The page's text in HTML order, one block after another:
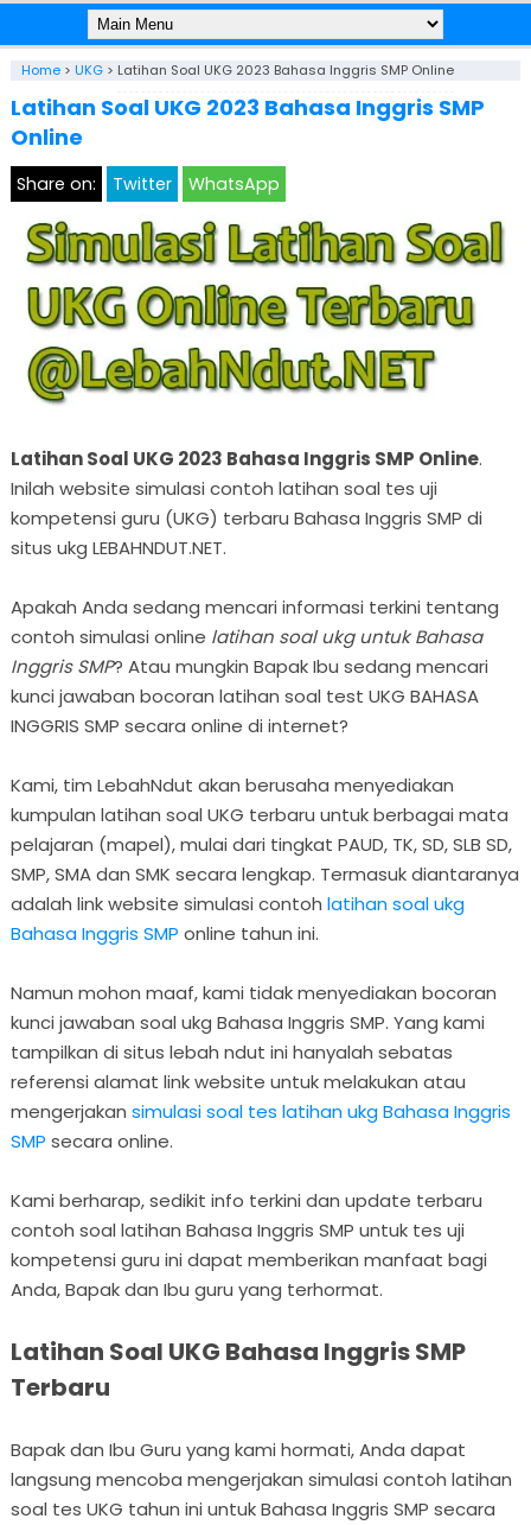
Home> UKG> Latihan Soal UKG 2023 Bahasa Inggris SMP Online
Latihan Soal UKG 2023 Bahasa Inggris SMP
Online
Share on: Twitter WhatsApp
Latihan Soal UKG 2023 Bahasa Inggris SMP Online.
Inilah website simulasi contoh latihan soal tes uji
kompetensi guru (UKG) terbaru Bahasa Inggris SMP di
situs ukg LEBAHNDUT.NET.
Apakah Anda sedang mencari informasi terkini tentang
contoh simulasi online latihan soal ukg untuk Bahasa
Inggris SMP? Atau mungkin Bapak Ibu sedang mencari
kunci jawaban bocoran latihan soal test UKG BAHASA
INGGRIS SMP secara online di internet?
Kami, tim LebahNdut akan berusaha menyediakan
kumpulan latihan soal UKG terbaru untuk berbagai mata
pelajaran (mapel), mulai dari tingkat PAUD, TK, SD, SLB SD,
SMP, SMA dan SMK secara lengkap. Termasuk diantaranya
adalah link website simulasi contoh latihan soal ukg
Bahasa Inggris SMP online tahun ini.
Namun mohon maaf, kami tidak menyediakan bocoran
kunci jawaban soal ukg Bahasa Inggris SMP. Yang kami
tampilkan di situs lebah ndut ini hanyalah sebatas
referensi alamat link website untuk melakukan atau
mengerjakan simulasi soal tes latihan ukg Bahasa Inggris
SMP secara online.
Kami berharap, sedikit info terkini dan update terbaru
contoh soal latihan Bahasa Inggris SMP untuk tes uji
kompetensi guru ini dapat memberikan manfaat bagi
Anda, Bapak dan Ibu guru yang terhormat.
Latihan Soal UKG Bahasa Inggris SMP
Terbaru
Bapak dan Ibu Guru yang kami hormati, Anda dapat
langsung mencoba mengerjakan simulasi contoh latihan
soal tes UKG tahun ini untuk Bahasa Inggris SMP secara